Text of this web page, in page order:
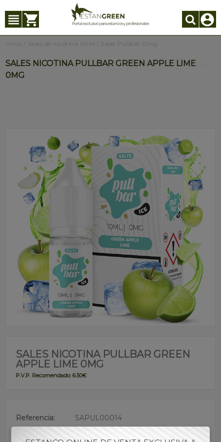
Inicio Sales de nicotina 10ml Sales Pullbar 0mg
SALES NICOTINA PULLBAR GREEN APPLE LIME
0MG
SALES NICOTINA PULLBAR GREEN
APPLE LIME 0MG
P.V.P. Recomendado: 6.50€
Referencia: SAPUL00014
Descripción: